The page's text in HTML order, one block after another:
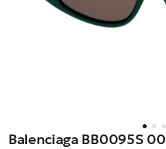
Balenciaga BB0095S